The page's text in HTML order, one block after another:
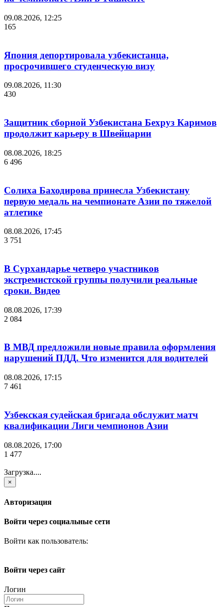
09.08.2026, 12:25
165
Япония депортировала узбекистанца,
просрочившего студенческую визу
09.08.2026, 11:30
430
Защитник сборной Узбекистана Бехруз Каримов
продолжит карьеру в Швейцарии
08.08.2026, 18:25
6 496
Солиха Баходирова принесла Узбекистану
первую медаль на чемпионате Азии по тяжелой
атлетике
08.08.2026, 17:45
3 751
В Сурхандарье четверо участников
экстремистской группы получили реальные
сроки. Видео
08.08.2026, 17:39
2 084
В МВД предложили новые правила оформления
нарушений ПДД. Что изменится для водителей
08.08.2026, 17:15
7 461
Узбекская судейская бригада обслужит матч
квалификации Лиги чемпионов Азии
08.08.2026, 17:00
1 477
Загрузка....
×
Авторизация
Войти через социальные сети
Войти как пользователь:
Войти через сайт
Логин